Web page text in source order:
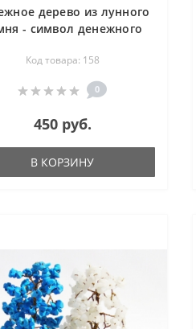
дерево из лунного
- символ денежного
дерево удачи
Код товара: 158
0
450 руб.
В КОРЗИНУ